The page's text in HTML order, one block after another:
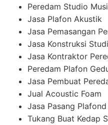
Peredam Studio
Jasa Plafon Akustik
Jasa Pemasangan
Jasa Konstruksi
Jasa Kontraktor
Peredam Plafon
Jasa Pembuat
Jual Acoustic Foam
Jasa Pasang
Tukang Buat Kedap